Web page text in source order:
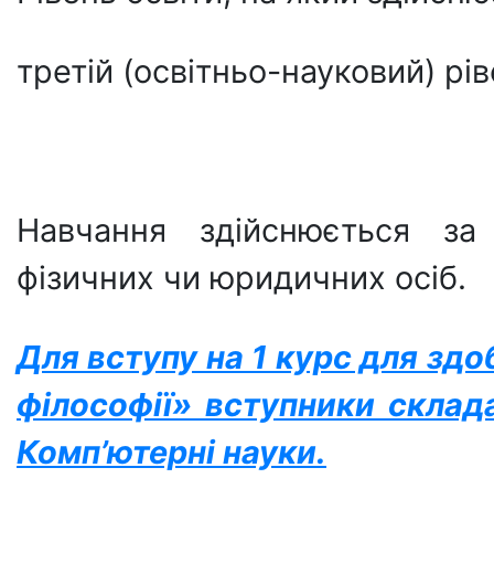
третій (освітньо-науковий)
Навчання здійснюється
фізичних чи юридичних осіб.
Для вступу на 1 курс для
філософії» вступники
Комп’ютерні науки.